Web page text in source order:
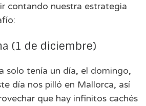
contando nuestra estrategia
(1 de diciembre)
solo tenía un día, el domingo,
día nos pilló en Mallorca, así
que hay infinitos cachés